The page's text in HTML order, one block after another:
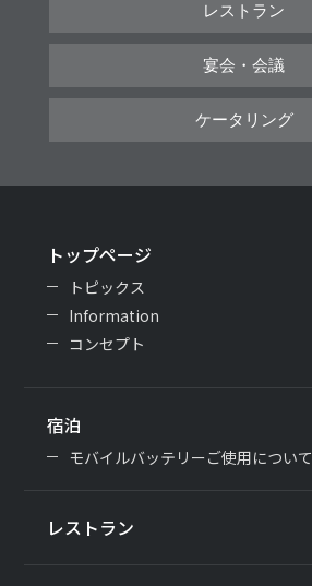
レストラン
宴会・会議
ケータリング
トップページ
トピックス
Information
コンセプト
宿泊
モバイルバッテリーご使用について
レストラン